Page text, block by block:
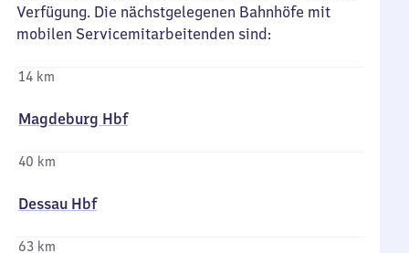
Verfügung. Die nächstgelegenen Bahnhöfe mit
mobilen Servicemitarbeitenden sind:
14 km
Magdeburg Hbf
40 km
Dessau Hbf
63 km